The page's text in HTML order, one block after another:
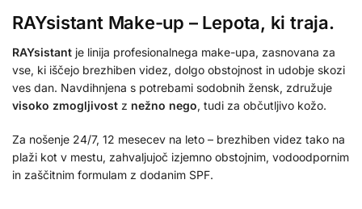
RAYsistant Make-up – Lepota, ki traja.
RAYsistant je linija profesionalnega make-upa, zasnovana za
vse, ki iščejo brezhiben videz, dolgo obstojnost in udobje skozi
ves dan. Navdihnjena s potrebami sodobnih žensk, združuje
visoko zmogljivost z nežno nego, tudi za občutljivo kožo.
Za nošenje 24/7, 12 mesecev na leto – brezhiben videz tako na
plaži kot v mestu, zahvaljujoč izjemno obstojnim, vodoodpornim
in zaščitnim formulam z dodanim SPF.